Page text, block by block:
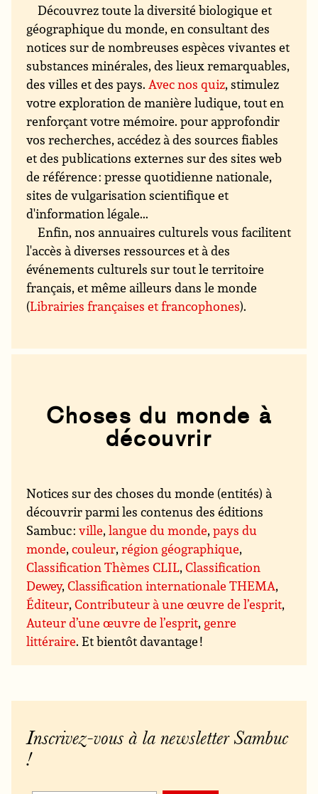
Découvrez toute la diversité biologique et
géographique du monde, en consultant des
notices sur de nombreuses espèces vivantes et
substances minérales, des lieux remarquables,
des villes et des pays.Avec nos quiz, stimulez
votre exploration de manière ludique, tout en
renforçant votre mémoire. pour approfondir
vos recherches, accédez à des sources fiables
et des publications externes sur des sites web
de référence : presse quotidienne nationale,
sites de vulgarisation scientifique et
d'information légale...
Enfin, nos annuaires culturels vous facilitent
l'accès à diverses ressources et à des
événements culturels sur tout le territoire
français, et même ailleurs dans le monde
(Librairies françaises et francophones).
Choses du monde à
découvrir
Notices sur des choses du monde (entités) à
découvrir parmi les contenus des éditions
Sambuc :ville,langue du monde,pays du
monde,couleur,région géographique,
Classification Thèmes CLIL,Classification
Dewey,Classification internationale THEMA,
Éditeur,Contributeur à une œuvre de l’esprit,
Auteur d’une œuvre de l’esprit, genre
littéraire. Et bientôt davantage !
Inscrivez-vous à la newsletter Sambuc
!